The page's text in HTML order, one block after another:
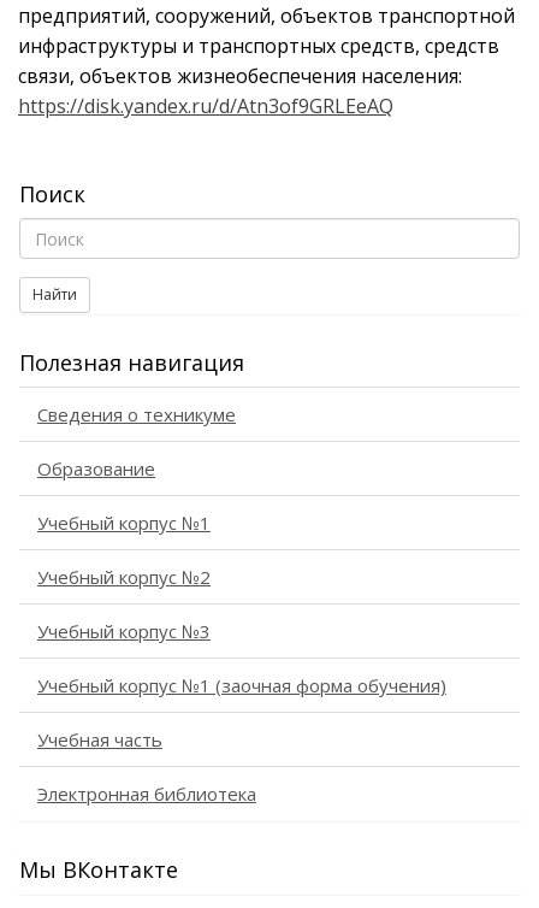
предприятий, сооружений, объектов транспортной
инфраструктуры и транспортных средств, средств
связи, объектов жизнеобеспечения населения:
https://disk.yandex.ru/d/Atn3of9GRLEeAQ
Поиск
Найти
Полезная навигация
Сведения о техникуме
Образование
Учебный корпус №1
Учебный корпус №2
Учебный корпус №3
Учебный корпус №1 (заочная форма обучения)
Учебная часть
Электронная библиотека
Мы ВКонтакте